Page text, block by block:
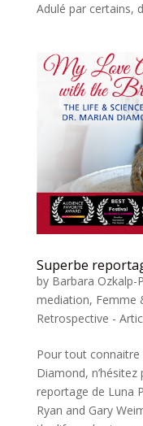
Adulé par certains,
Superbe
by Barbara Ozkalp-
mediation, Femme
Retrospective -
Pour tout
Diamond,
reportage de Luna
Ryan and Gary